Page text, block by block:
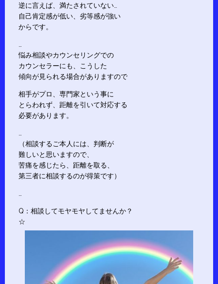
逆に言えば、満たされていない…
自己肯定感が低い、劣等感が強い
からです。
悩み相談やカウンセリングでの
カウンセラーにも、こうした
傾向が見られる場合がありますので
相手がプロ、専門家という事に
とらわれず、距離を引いて対応する
必要があります。
（相談するご本人には、判断が
難しいと思いますので、
苦痛を感じたら、距離を取る、
第三者に相談するのが得策です）
Q：相談してモヤモヤしてませんか？
☆